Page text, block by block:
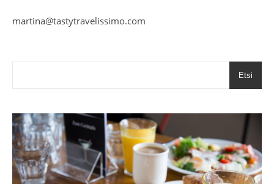
martina@tastytravelissimo.com
Etsi